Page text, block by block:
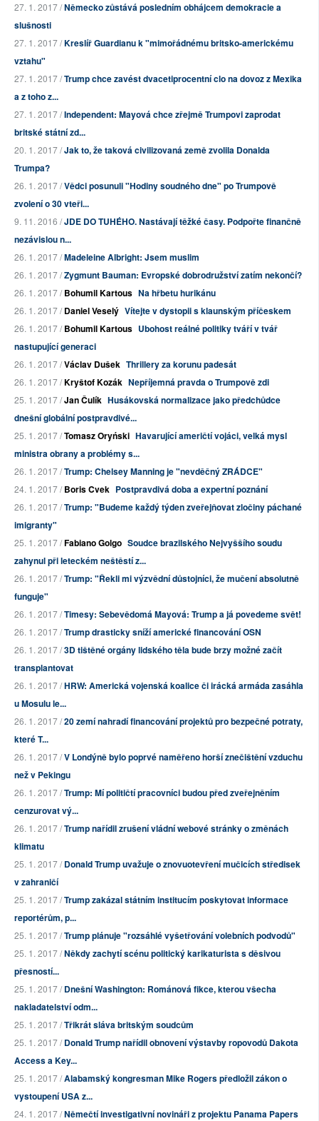
27. 1. 2017 /Německo zůstává posledním obhájcem demokracie a
slušnosti
27. 1. 2017 /Kreslíř Guardianu k "mimořádnému britsko-americkému
vztahu"
27. 1. 2017 /Trump chce zavést dvacetiprocentní clo na dovoz z Mexika
a z toho z...
27. 1. 2017 /Independent: Mayová chce zřejmě Trumpovi zaprodat
britské státní zd...
20. 1. 2017 /Jak to, že taková civilizovaná země zvolila Donalda
Trumpa?
26. 1. 2017 /Vědci posunuli "Hodiny soudného dne" po Trumpově
zvolení o 30 vteři...
9. 11. 2016 /JDE DO TUHÉHO. Nastávají těžké časy. Podpořte finančně
nezávislou n...
26. 1. 2017 /Madeleine Albright: Jsem muslim
26. 1. 2017 /Zygmunt Bauman: Evropské dobrodružství zatím nekončí?
26. 1. 2017 /Bohumil Kartous Na hřbetu hurikánu
26. 1. 2017 /Daniel Veselý Vítejte v dystopii s klaunským příčeskem
26. 1. 2017 /Bohumil Kartous Ubohost reálné politiky tváří v tvář
nastupující generaci
26. 1. 2017 /Václav Dušek Thrillery za korunu padesát
26. 1. 2017 /Kryštof Kozák Nepříjemná pravda o Trumpově zdi
25. 1. 2017 /Jan Čulík Husákovská normalizace jako předchůdce
dnešní globální postpravdivé...
25. 1. 2017 /Tomasz Oryński Havarující američtí vojáci, velká mysl
ministra obrany a problémy s...
26. 1. 2017 /Trump: Chelsey Manning je "nevděčný ZRÁDCE"
24. 1. 2017 /Boris Cvek Postpravdivá doba a expertní poznání
26. 1. 2017 /Trump: "Budeme každý týden zveřejňovat zločiny páchané
imigranty"
25. 1. 2017 /Fabiano Golgo Soudce brazilského Nejvyššího soudu
zahynul při leteckém neštěstí z...
26. 1. 2017 /Trump: "Řekli mi výzvědní důstojníci, že mučení absolutně
funguje"
26. 1. 2017 /Timesy: Sebevědomá Mayová: Trump a já povedeme svět!
26. 1. 2017 /Trump drasticky sníží americké financování OSN
26. 1. 2017 /3D tištěné orgány lidského těla bude brzy možné začít
transplantovat
26. 1. 2017 /HRW: Americká vojenská koalice či irácká armáda zasáhla
u Mosulu le...
26. 1. 2017 /20 zemí nahradí financování projektů pro bezpečné potraty,
které T...
26. 1. 2017 /V Londýně bylo poprvé naměřeno horší znečištění vzduchu
než v Pekingu
26. 1. 2017 /Trump: Mí političtí pracovníci budou před zveřejněním
cenzurovat vý...
26. 1. 2017 /Trump nařídil zrušení vládní webové stránky o změnách
klimatu
25. 1. 2017 /Donald Trump uvažuje o znovuotevření mučicích středisek
v zahraničí
25. 1. 2017 /Trump zakázal státním institucím poskytovat informace
reportérům, p...
25. 1. 2017 /Trump plánuje "rozsáhlé vyšetřování volebních podvodů"
25. 1. 2017 /Někdy zachytí scénu politický karikaturista s děsivou
přesností...
25. 1. 2017 /Dnešní Washington: Románová fikce, kterou všecha
nakladatelství odm...
25. 1. 2017 /Třikrát sláva britským soudcům
25. 1. 2017 /Donald Trump nařídil obnovení výstavby ropovodů Dakota
Access a Key...
25. 1. 2017 /Alabamský kongresman Mike Rogers předložil zákon o
vystoupení USA z...
24. 1. 2017 /Němečtí investigativní novináři z projektu Panama Papers